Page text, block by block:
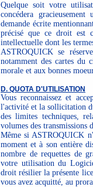
Quelque soit votre
concédera
demande écrite
précisé que ce droit est
intellectuelle dont les
ASTROQUICK se
notamment des cartes
morale et aux bonnes
D. QUOTA D'UTILISATION
Vous reconnaissez et
l'activité et la sollicitation
des limites techniques,
volumes des transmissions
Même si ASTROQUICK
moment et à son entière
nombre de requettes de
votre utilisation du
droit résilier la présente
vous avez acquitté, au